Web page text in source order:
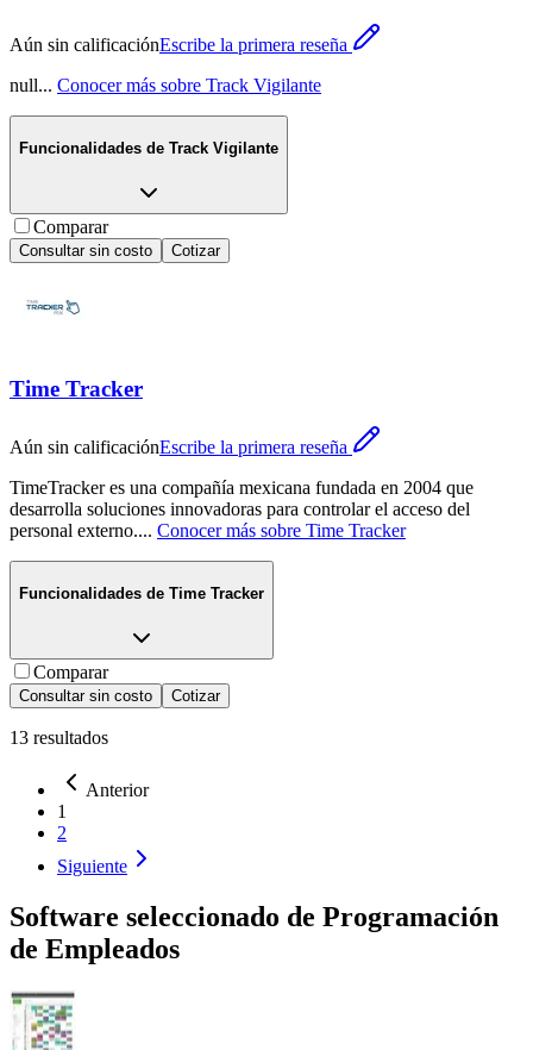
Aún sin calificaciónEscribe la primera reseña
null... Conocer más sobre Track Vigilante
Funcionalidades de Track Vigilante
Comparar
Consultar sin costo Cotizar
Time Tracker
Aún sin calificaciónEscribe la primera reseña
TimeTracker es una compañía mexicana fundada en 2004 que
desarrolla soluciones innovadoras para controlar el acceso del
personal externo.... Conocer más sobre Time Tracker
Funcionalidades de Time Tracker
Comparar
Consultar sin costo Cotizar
13 resultados
Anterior
1
2
Siguiente
Software seleccionado de Programación
de Empleados